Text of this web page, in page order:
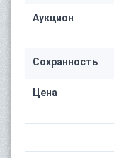
Аукцион
Сохранность
Цена